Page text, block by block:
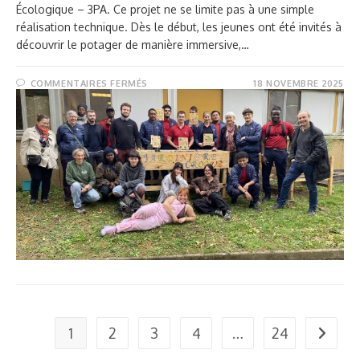
Écologique – 3PA. Ce projet ne se limite pas à une simple
réalisation technique. Dès le début, les jeunes ont été invités à
découvrir le potager de manière immersive,…
COMMENTAIRES FERMÉS 18 NOVEMBRE 2025
1 2 3 4 … 24